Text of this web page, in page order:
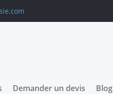
Demander un devis Blog